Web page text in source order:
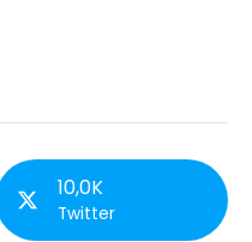
10,0K
Twitter